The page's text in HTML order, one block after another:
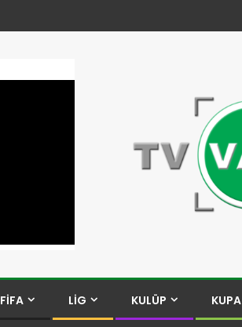
FİFA LİG KULÜP KUPA